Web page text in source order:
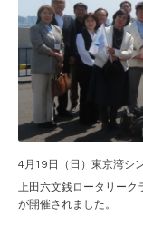
4月19日（日）東京湾シ
上田六文銭ロータリーク
が開催されました。